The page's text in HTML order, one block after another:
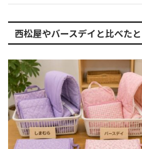
西松屋やバースデイと比べた